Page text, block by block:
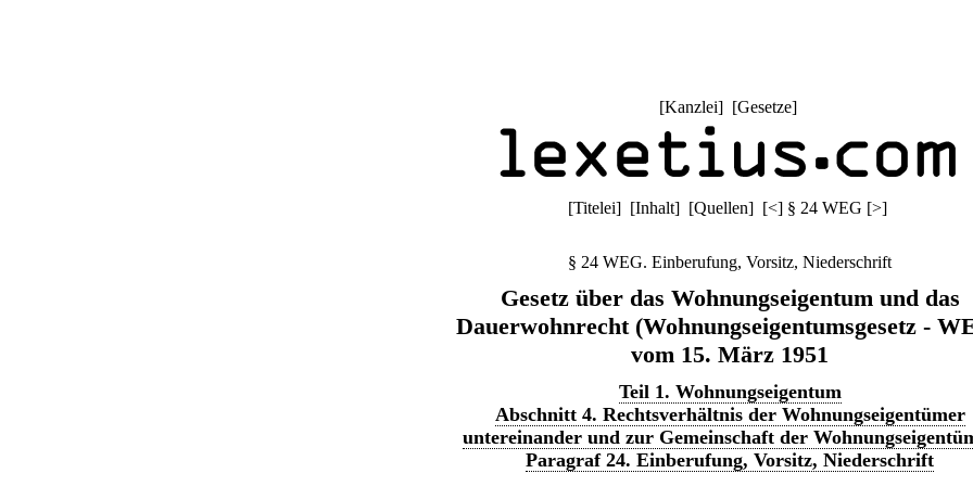
[Kanzlei] [Gesetze]
[Titelei] [Inhalt] [Quellen] [<] § 24 WEG [>]
§ 24 WEG. Einberufung, Vorsitz, Niederschrift
Gesetz über das Wohnungseigentum und das
Dauerwohnrecht (Wohnungseigentumsgesetz -
vom 15. März 1951
Teil 1. Wohnungseigentum
Abschnitt 4. Rechtsverhältnis der Wohnungseigentümer
untereinander und zur Gemeinschaft der
Paragraf 24. Einberufung, Vorsitz, Niederschrift